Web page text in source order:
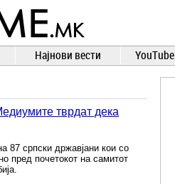
Најнови вести YouTube
тврдат дека
87 српски државјани кои со
пред почетокот на самитот